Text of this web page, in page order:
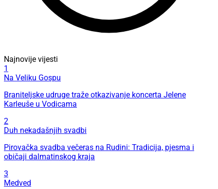
Najnovije vijesti
1
Na Veliku Gospu
Braniteljske udruge traže otkazivanje koncerta Jelene
Karleuše u Vodicama
2
Duh nekadašnjih svadbi
Pirovačka svadba večeras na Rudini: Tradicija, pjesma i
običaji dalmatinskog kraja
3
Medved